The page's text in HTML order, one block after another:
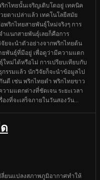
ไทยนั้นเจริญเติบโตอยู่ เทคนิค
ตาเปล่าแล้ว เทคโนโลยีสมัย
ริกไทยสายพันธุ์ใหม่จริงๆ การ
ำแนกสายพันธุ์เลยก็คือการ
ยจะนำตัวอย่างจากพริกไทยต้น
ยพันธุ์ที่มีอยู่ เพื่อดูว่ามีความแตก
หม่ได้หรือไม่ การเปรียบเทียบกับ
รรมแล้ว นักวิจัยก็จะนำข้อมูลไป
นดี เช่น พริกไทยดำ พริกไทยขาว
ามแตกต่างที่ชัดเจน ระยะเวลา
งที่จะเสร็จภายในวันสองวัน...
ลี่ยนแปลงสภาพภูมิอากาศทำให้